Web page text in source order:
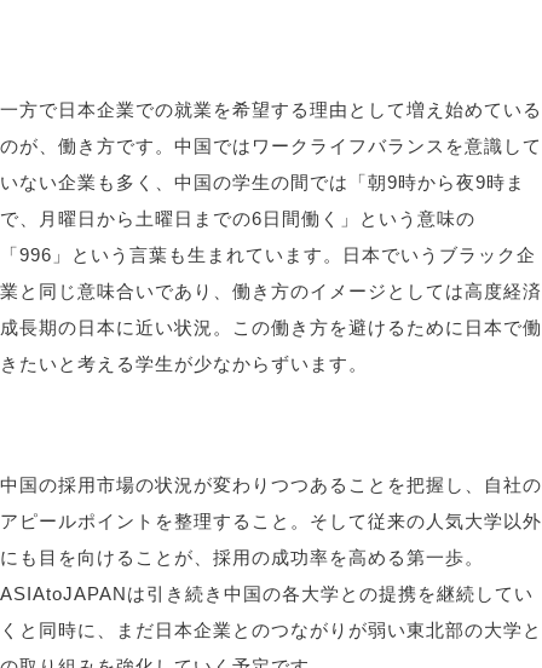
一方で日本企業での就業を希望する理由として増え始めている
のが、働き方です。中国ではワークライフバランスを意識して
いない企業も多く、中国の学生の間では「朝9時から夜9時ま
で、月曜日から土曜日までの6日間働く」という意味の
「996 」という言葉も生まれています。日本でいうブラック企
業と同じ意味合いであり、働き方のイメージとしては高度経済
成長期の日本に近い状況。この働き方を避けるために日本で働
きたいと考える学生が少なからずいます。
中国の採用市場の状況が変わりつつあることを把握し、自社の
アピールポイントを整理すること。そして従来の人気大学以外
にも目を向けることが、採用の成功率を高める第一歩。
ASIAtoJAPANは引き続き中国の各大学との提携を継続してい
くと同時に、まだ日本企業とのつながりが弱い東北部の大学と